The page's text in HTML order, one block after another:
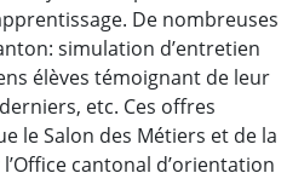
De nombreuses
simulation d’entretien
élèves témoignant de leur
etc. Ces offres
le Salon des Métiers et de la
cantonal d’orientation